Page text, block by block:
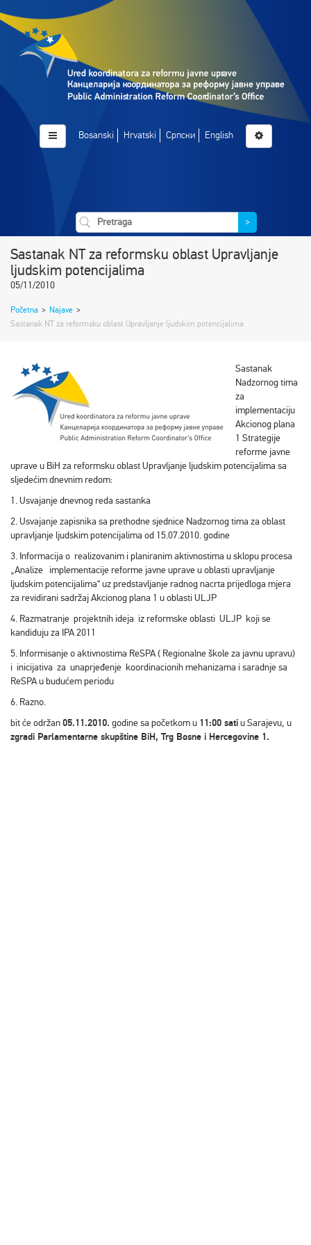
Bosanski Hrvatski Српски English
>
Sastanak NT za reformsku oblast Upravljanje
ljudskim potencijalima
05/11/2010
Početna > Najave >
Sastanak NT za reformsku oblast Upravljanje ljudskim potencijalima
Sastanak
Nadzornog tima
za
implementaciju
Akcionog plana
1 Strategije
reforme javne
uprave u BiH za reformsku oblast Upravljanje ljudskim potencijalima sa
sljedećim dnevnim redom:
1. Usvajanje dnevnog reda sastanka
2. Usvajanje zapisnika sa prethodne sjednice Nadzornog tima za oblast
upravljanje ljudskim potencijalima od 15.07.2010. godine
3. Informacija o realizovanim i planiranim aktivnostima u sklopu procesa
„Analize implementacije reforme javne uprave u oblasti upravljanje
ljudskim potencijalima“ uz predstavljanje radnog nacrta prijedloga mjera
za revidirani sadržaj Akcionog plana 1 u oblasti ULJP
4. Razmatranje projektnih ideja iz reformske oblasti ULJP koji se
kandiduju za IPA 2011
5. Informisanje o aktivnostima ReSPA ( Regionalne škole za javnu upravu)
i inicijativa za unaprjeđenje koordinacionih mehanizama i saradnje sa
ReSPA u budućem periodu
6. Razno.
bit će održan05.11.2010. godine sa početkom u 11:00 satiu Sarajevu, u
zgradi Parlamentarne skupštine BiH, Trg Bosne i Hercegovine 1.